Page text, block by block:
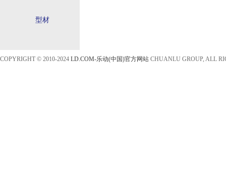
型材
COPYRIGHT © 2010-2024 LD.COM-乐动(中国)官方网站 CHUANLU GROUP, ALL